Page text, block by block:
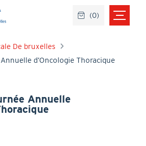
De bruxelles
d’Oncologie Thoracique
Annuelle
(0)